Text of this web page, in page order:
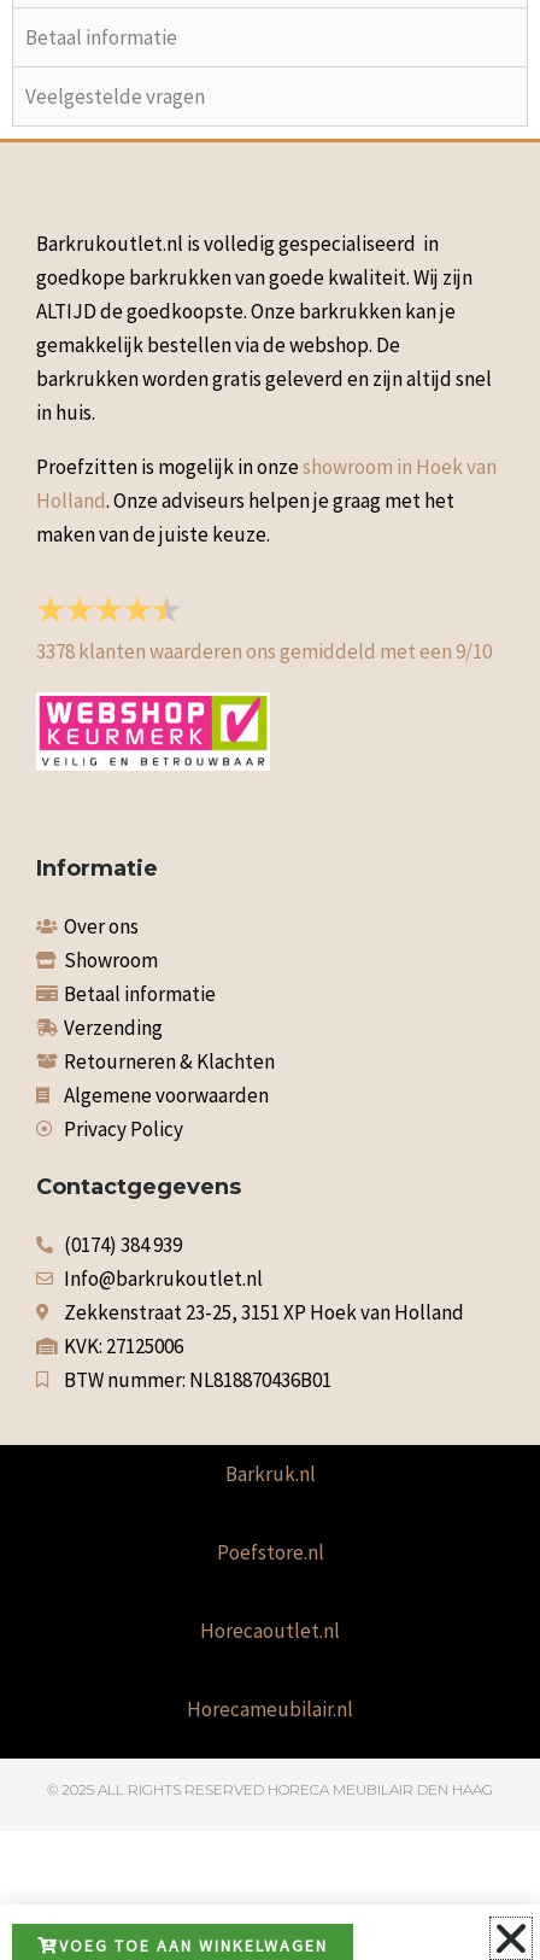
Betaal informatie
Veelgestelde vragen
Barkrukoutlet.nl is volledig gespecialiseerd in
goedkope barkrukken van goede kwaliteit. Wij zijn
ALTIJD de goedkoopste. Onze barkrukken kan je
gemakkelijk bestellen via de webshop. De
barkrukken worden gratis geleverd en zijn altijd snel
in huis.
Proefzitten is mogelijk in onzeshowroom in Hoek van
Holland. Onze adviseurs helpen je graag met het
maken van de juiste keuze.
3378klanten waarderen ons gemiddeld met een9/10
Informatie
Over ons
Showroom
Betaal informatie
Verzending
Retourneren & Klachten
Algemene voorwaarden
Privacy Policy
Contactgegevens
(0174) 384 939
Info@barkrukoutlet.nl
Zekkenstraat 23-25, 3151 XP Hoek van Holland
KVK: 27125006
BTW nummer: NL818870436B01
Barkruk.nl
Poefstore.nl
Horecaoutlet.nl
Horecameubilair.nl
© 2025 ALL RIGHTS RESERVED​ HORECA MEUBILAIR DEN HAAG
VOEG TOE AAN WINKELWAGEN